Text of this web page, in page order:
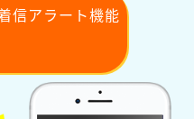
信アラート機能